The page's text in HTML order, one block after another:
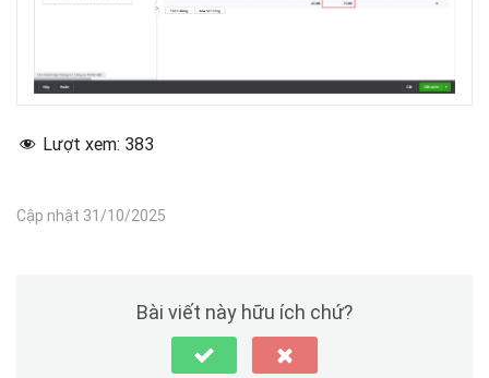
Lượt xem: 383
Cập nhật 31/10/2025
Bài viết này hữu ích chứ?